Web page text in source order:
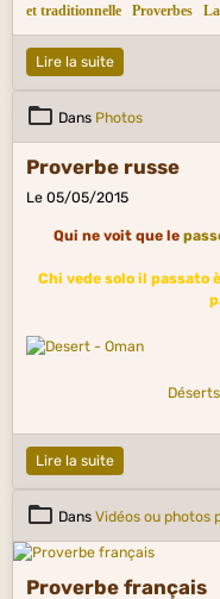
et traditionnelle
Proverbes
Lire la suite
Dans Photos
Proverbe russe
Le 05/05/2015
Qui ne voit que le
Chi vede solo il passato
Déserts
Lire la suite
Dans Vidéos ou photos
Proverbe français